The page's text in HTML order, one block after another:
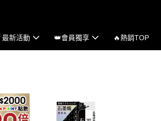
新活動 👑會員獨享 🔥熱銷TOP